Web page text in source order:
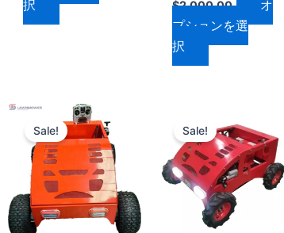
択
ン
が
す。
オ
シ
ョ
ン
$2,000.00
オ
プションを選
択
ン
が
あ
り
オ
プ
シ
ョ
ン
Sale!
価
格
帯:
$1,200.00
–
$1,900.00
の
品
に
は
Sale!
格
帯:
$1,050.00
–
$1,700.00
の
商
品
に
は